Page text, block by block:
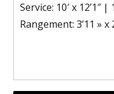
Service: 10′ x 12’1″ |
Rangement: 3’11 » x